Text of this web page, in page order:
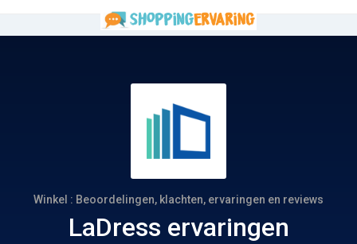
Winkel : Beoordelingen, klachten, ervaringen en reviews
LaDress ervaringen